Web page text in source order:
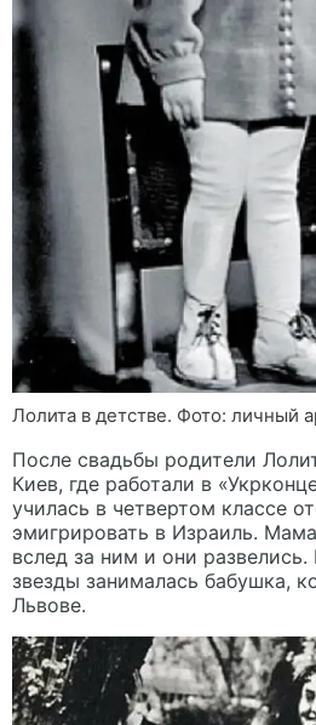
Лолита в детстве. Фото: личный
После свадьбы родители
Киев, где работали в
училась в четвертом классе
эмигрировать в Израиль.
вслед за ним и они
звезды занималась бабушка,
Львове.